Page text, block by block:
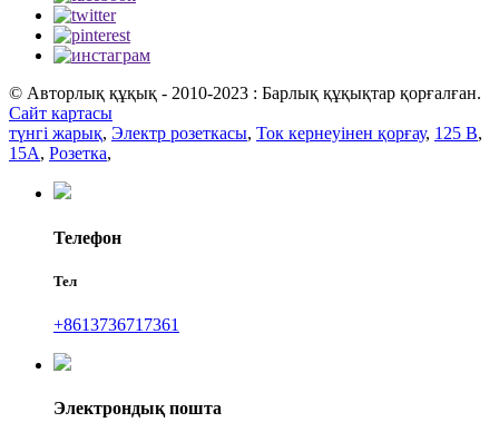
© Авторлық құқық - 2010-2023 : Барлық құқықтар қорғалған.
Сайт картасы
түнгі жарық, Электр розеткасы, Ток кернеуінен қорғау, 125 В,
15А, Розетка,
Телефон
Тел
+8613736717361
Электрондық пошта